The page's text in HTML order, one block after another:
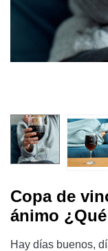
Copa de
ánimo
Hay días buenos,